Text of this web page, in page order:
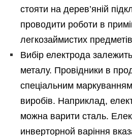
стояти на дерев’яній
проводити роботи в
легкозаймистих предметів
Вибір електрода
металу. Провідники в
спеціальним
виробів. Наприклад,
можна варити сталь.
инверторной варіння